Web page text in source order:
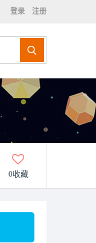
登录 注册
0收藏